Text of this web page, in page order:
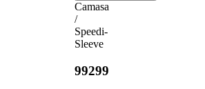
Camasa
/
Speedi-
Sleeve
99299